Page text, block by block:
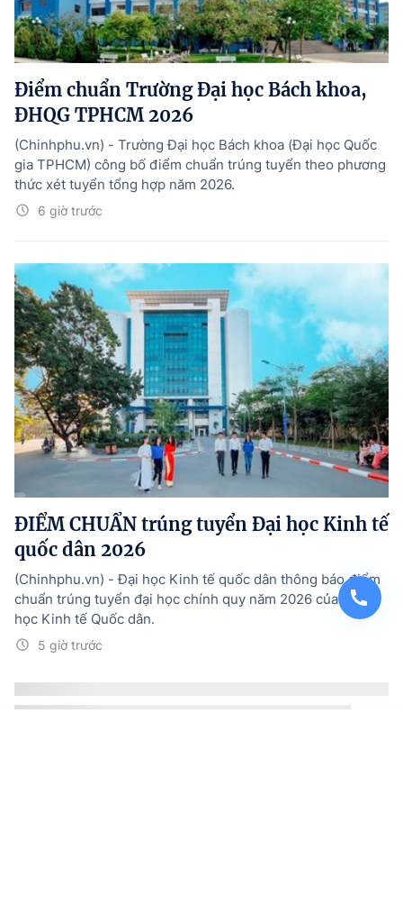
Điểm chuẩn Trường Đại học Bách khoa,
ĐHQG TPHCM 2026
6 giờ trước
(Chinhphu.vn) - Trường Đại học Bách khoa (Đại học Quốc
gia TPHCM) công bố điểm chuẩn trúng tuyển theo phương
thức xét tuyển tổng hợp năm 2026.
ĐIỂM CHUẨN trúng tuyển Đại học Kinh tế
quốc dân 2026
5 giờ trước
(Chinhphu.vn) - Đại học Kinh tế quốc dân thông báo điểm
chuẩn trúng tuyển đại học chính quy năm 2026 của Đại
học Kinh tế Quốc dân.